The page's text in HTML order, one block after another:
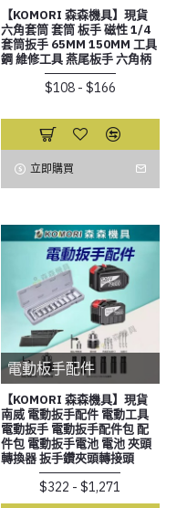
【KOMORI 森森機具】現貨
六角套筒 套筒 板手 磁性 1/4
套筒扳手 65MM 150MM 工具
鋼 維修工具 燕尾板手 六角柄
$108 - $166
立即購買
電動板手配件
【KOMORI 森森機具】現貨
南威 電動扳手配件 電動工具
電動扳手 電動扳手配件包 配
件包 電動扳手電池 電池 夾頭
轉換器 扳手鑽夾頭轉接頭
$322 - $1,271